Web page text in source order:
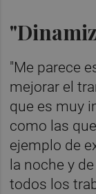
"Me parece
mejorar el
que es muy
como las
ejemplo de
la noche y
todos los